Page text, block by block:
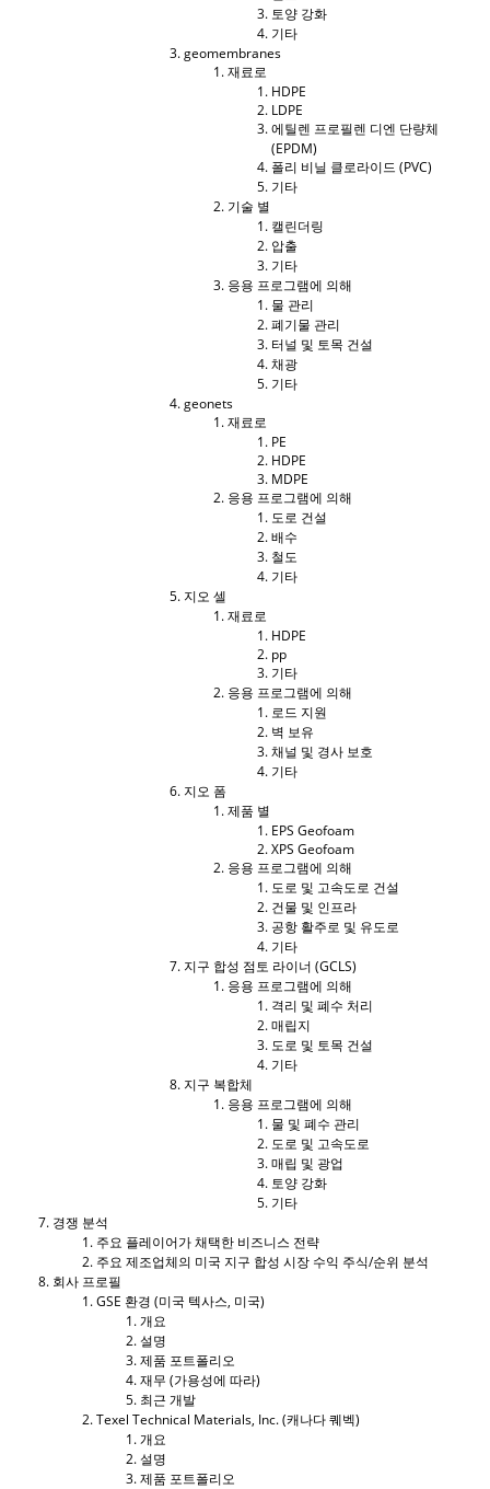
토양 강화
기타
geomembranes
재료로
HDPE
LDPE
에틸렌 프로필렌 디엔 단량체
(EPDM)
폴리 비닐 클로라이드 (PVC)
기타
기술 별
캘린더링
압출
기타
응용 프로그램에 의해
물 관리
폐기물 관리
터널 및 토목 건설
채광
기타
geonets
재료로
PE
HDPE
MDPE
응용 프로그램에 의해
도로 건설
배수
철도
기타
지오 셀
재료로
HDPE
pp
기타
응용 프로그램에 의해
로드 지원
벽 보유
채널 및 경사 보호
기타
지오 폼
제품 별
EPS Geofoam
XPS Geofoam
응용 프로그램에 의해
도로 및 고속도로 건설
건물 및 인프라
공항 활주로 및 유도로
기타
지구 합성 점토 라이너 (GCLS)
응용 프로그램에 의해
격리 및 폐수 처리
매립지
도로 및 토목 건설
기타
지구 복합체
응용 프로그램에 의해
물 및 폐수 관리
도로 및 고속도로
매립 및 광업
토양 강화
기타
경쟁 분석
주요 플레이어가 채택한 비즈니스 전략
주요 제조업체의 미국 지구 합성 시장 수익 주식/순위 분석
회사 프로필
GSE 환경 (미국 텍사스, 미국)
개요
설명
제품 포트폴리오
재무 (가용성에 따라)
최근 개발
Texel Technical Materials, Inc. (캐나다 퀘벡)
개요
설명
제품 포트폴리오